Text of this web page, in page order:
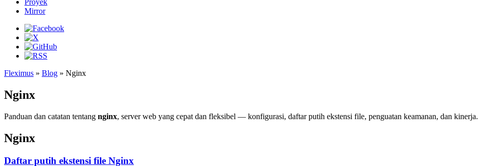
Proyek
Mirror
Fleximus » Blog » Nginx
Nginx
Panduan dan catatan tentang nginx, server web yang cepat dan fleksibel — konfigurasi, daftar putih ekstensi file, penguatan keamanan, dan kinerja.
Nginx
Daftar putih ekstensi file Nginx